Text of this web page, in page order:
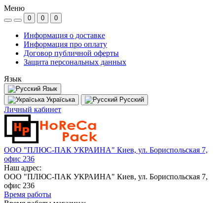
Меню
0 0 0
Информация о доставке
Информация про оплату
Договор публичной оферты
Защита персональных данных
Язык
Язык
Україська
Русский
Личный кабинет
ООО "ПЛЮС-ПАК УКРАИНА" Киев, ул. Бориспольская 7,
офис 236
Наш адрес:
ООО "ПЛЮС-ПАК УКРАИНА" Киев, ул. Бориспольская 7,
офис 236
Время работы